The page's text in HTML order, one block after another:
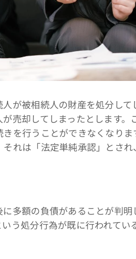
が被相続人の財産を処分して
売却してしまったとします。
を行うことができなくなりま
れは「法定単純承認」とさ
多額の負債があることが判明
う処分行為が既に行われてい